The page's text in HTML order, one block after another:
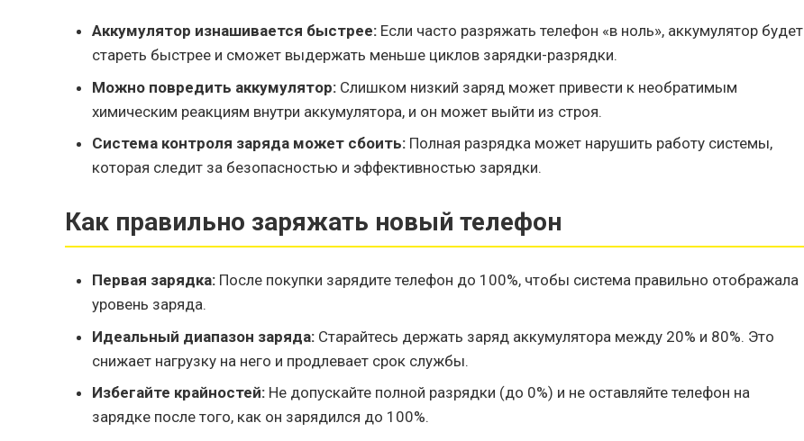
Аккумулятор изнашивается быстрее: Если часто разряжать телефон «в ноль», аккумулятор будет
стареть быстрее и сможет выдержать меньше циклов зарядки-разрядки.
Можно повредить аккумулятор: Слишком низкий заряд может привести к необратимым
химическим реакциям внутри аккумулятора, и он может выйти из строя.
Система контроля заряда может сбоить: Полная разрядка может нарушить работу системы,
которая следит за безопасностью и эффективностью зарядки.
Как правильно заряжать новый телефон
Первая зарядка: После покупки зарядите телефон до 100%, чтобы система правильно отображала
уровень заряда.
Идеальный диапазон заряда: Старайтесь держать заряд аккумулятора между 20% и 80%. Это
снижает нагрузку на него и продлевает срок службы.
Избегайте крайностей: Не допускайте полной разрядки (до 0%) и не оставляйте телефон на
зарядке после того, как он зарядился до 100%.